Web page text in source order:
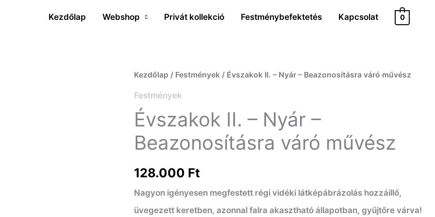
Kezdőlap Webshop Privát kollekció Festménybefektetés Kapcsolat 0
Kezdőlap / Festmények / Évszakok II. – Nyár – Beazonosításra váró művész
Festmények
Évszakok II. – Nyár –
Beazonosításra váró művész
128.000 Ft
Nagyon igényesen megfestett régi vidéki látképábrázolás hozzáillő,
üvegezett keretben, azonnal falra akasztható állapotban, gyűjtőre várva!
Évszakok
II.
Nyár
-
váró
művész
mennyiség